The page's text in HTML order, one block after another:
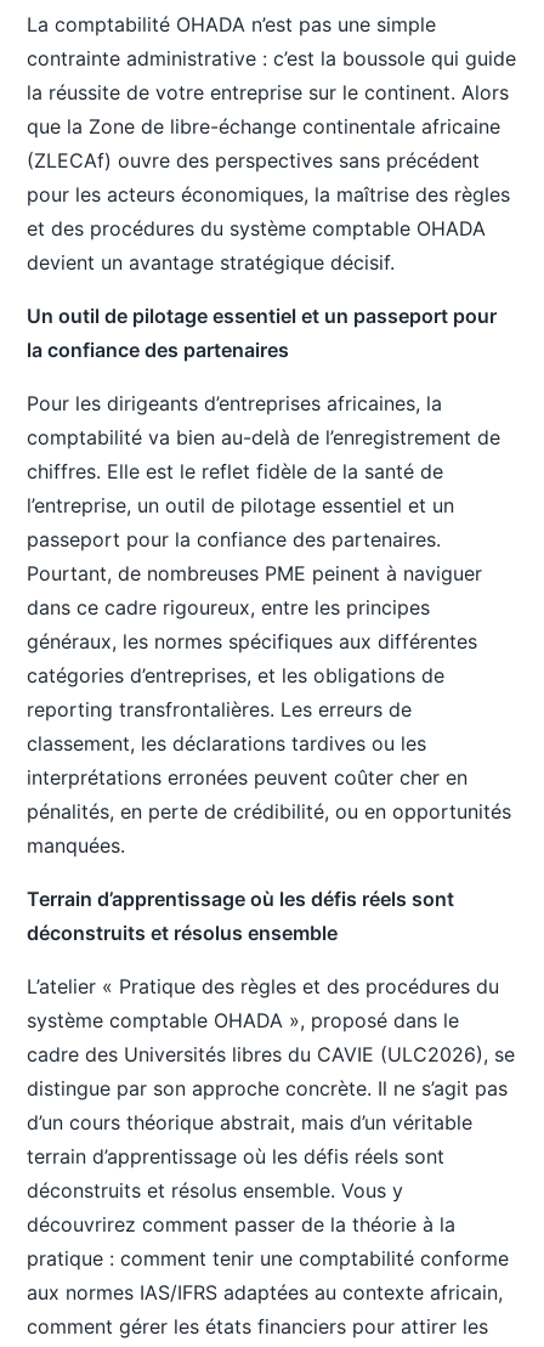
La comptabilité OHADA n’est pas une simple
contrainte administrative : c’est la boussole qui guide
la réussite de votre entreprise sur le continent. Alors
que la Zone de libre-échange continentale africaine
(ZLECAf) ouvre des perspectives sans précédent
pour les acteurs économiques, la maîtrise des règles
et des procédures du système comptable OHADA
devient un avantage stratégique décisif.
Un outil de pilotage essentiel et un passeport pour
la confiance des partenaires
Pour les dirigeants d’entreprises africaines, la
comptabilité va bien au-delà de l’enregistrement de
chiffres. Elle est le reflet fidèle de la santé de
l’entreprise, un outil de pilotage essentiel et un
passeport pour la confiance des partenaires.
Pourtant, de nombreuses PME peinent à naviguer
dans ce cadre rigoureux, entre les principes
généraux, les normes spécifiques aux différentes
catégories d’entreprises, et les obligations de
reporting transfrontalières. Les erreurs de
classement, les déclarations tardives ou les
interprétations erronées peuvent coûter cher en
pénalités, en perte de crédibilité, ou en opportunités
manquées.
Terrain d’apprentissage où les défis réels sont
déconstruits et résolus ensemble
L’atelier « Pratique des règles et des procédures du
système comptable OHADA », proposé dans le
cadre des Universités libres du CAVIE (ULC2026), se
distingue par son approche concrète. Il ne s’agit pas
d’un cours théorique abstrait, mais d’un véritable
terrain d’apprentissage où les défis réels sont
déconstruits et résolus ensemble. Vous y
découvrirez comment passer de la théorie à la
pratique : comment tenir une comptabilité conforme
aux normes IAS/IFRS adaptées au contexte africain,
comment gérer les états financiers pour attirer les